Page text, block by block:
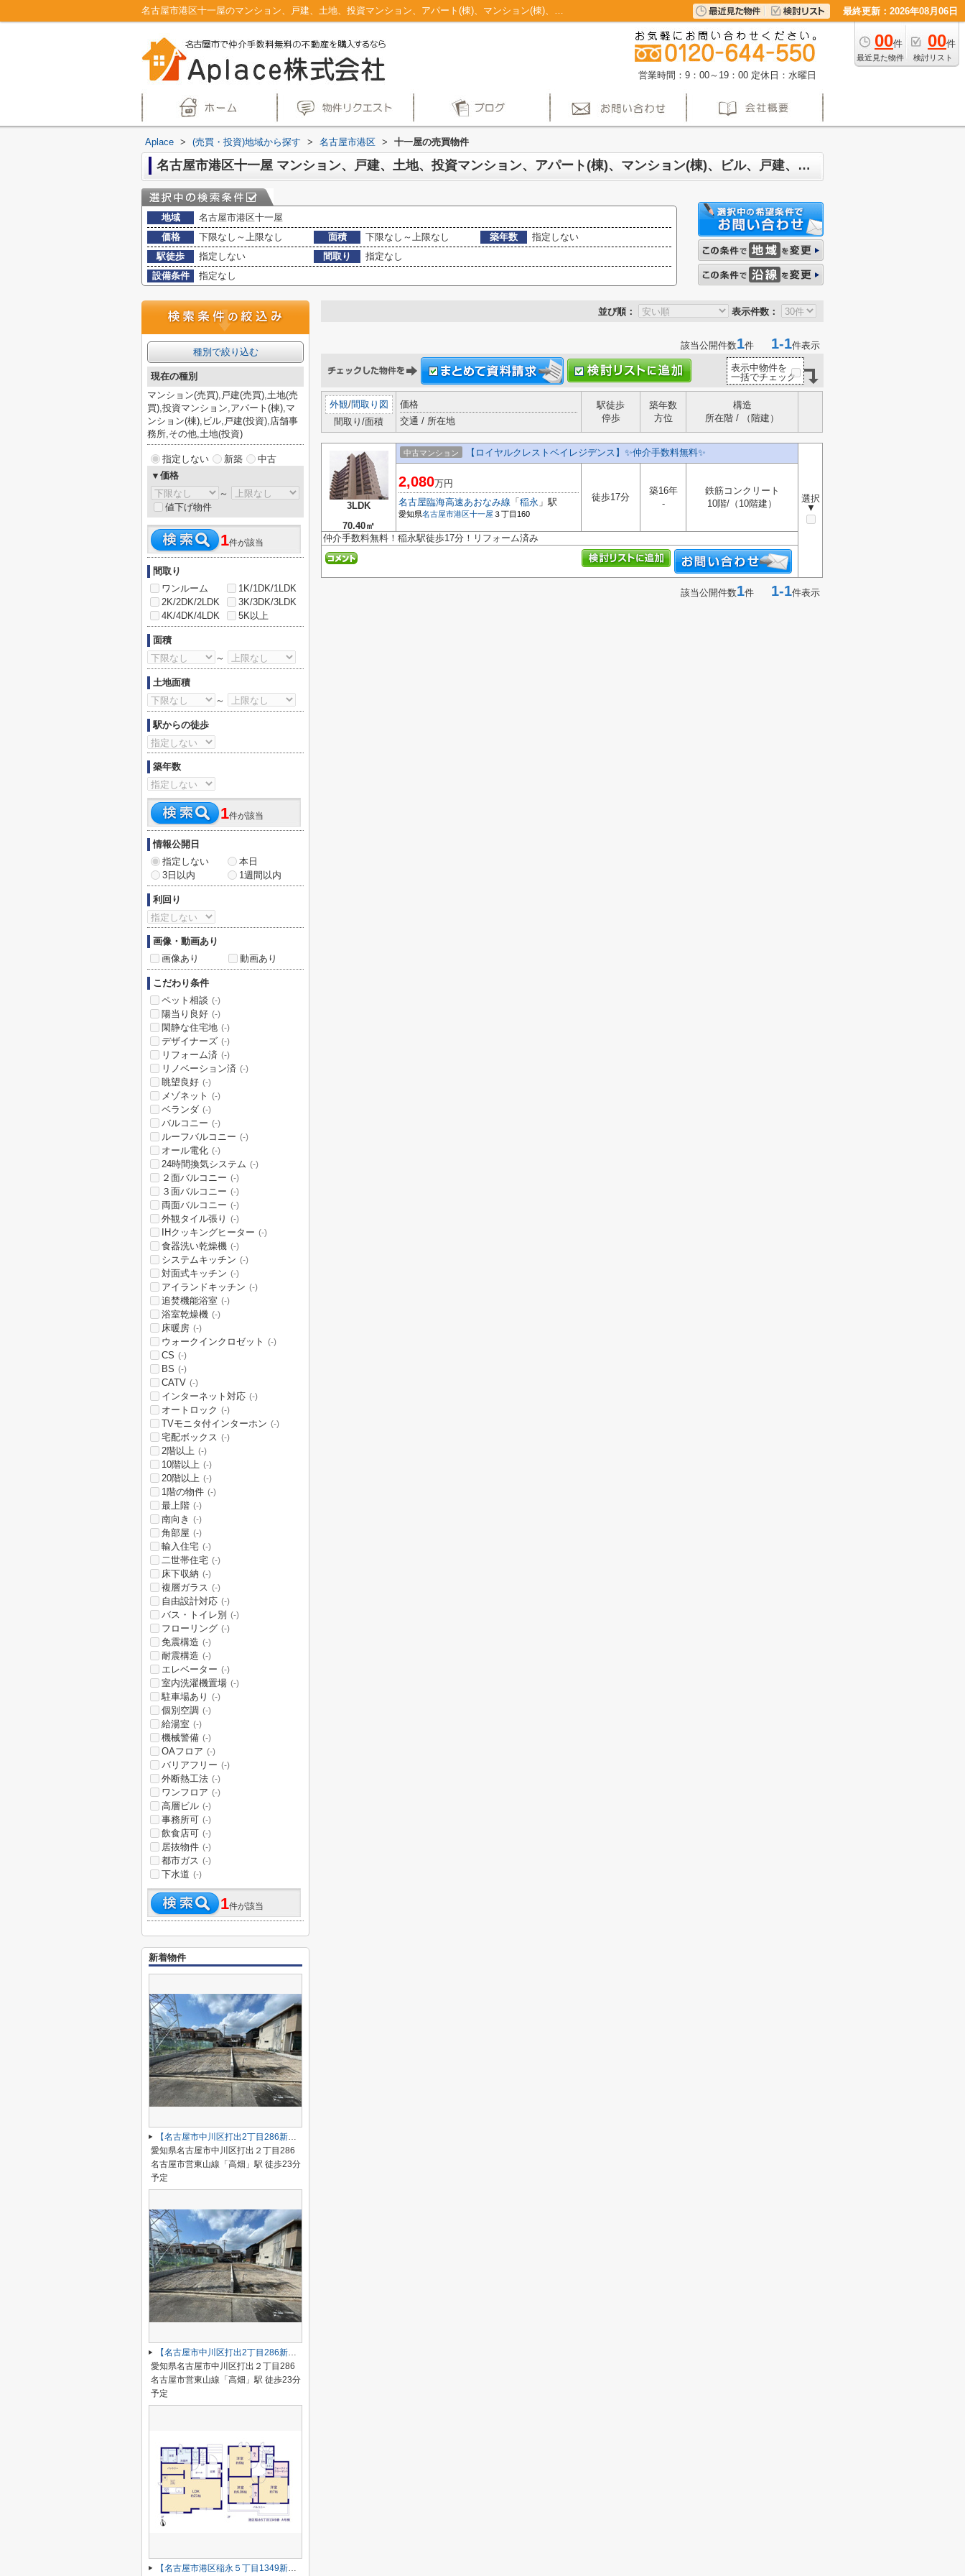
名古屋市港区十一屋のマンション、戸建、土地、投資マンション、アパート(棟)、マンション(棟)、ビル、戸建、店舗事務所、その他、土地一覧｜仲介手数料無料！名古屋市で新築戸建てを探すならAplace 最終更新：2026年08月06日
00件
最近見た物件
00件
検討リスト
営業時間：9：00～19：00 定休日：水曜日
Aplace > (売買・投資)地域から探す > 名古屋市港区 > 十一屋の売買物件
名古屋市港区十一屋 マンション、戸建、土地、投資マンション、アパート(棟)、マンション(棟)、ビル、戸建、店舗事務所、その他、土地一覧
地域
名古屋市港区十一屋
価格
下限なし～上限なし 面積 下限なし～上限なし 築年数
指定しない
駅徒歩
指定しない 間取り
指定なし
設備条件
指定なし
並び順： 表示件数：
該当公開件数1件 1-1件表示
表示中物件を
一括でチェック
外観/間取り図
間取り/面積
価格
交通 / 所在地
駅徒歩
停歩
築年数
方位
構造
所在階 / （階建）
3LDK
70.40㎡
中古マンション 【ロイヤルクレストベイレジデンス】✨️仲介手数料無料✨️
選択
▼
2,080万円
名古屋臨海高速あおなみ線 「 稲永 」駅
愛知県名古屋市港区十一屋 ３丁目160
徒歩17分
築16年
-
鉄筋コンクリート
10階/（10階建）
仲介手数料無料！稲永駅徒歩17分！リフォーム済み
該当公開件数1件 1-1件表示
種別で絞り込む
現在の種別
マンション(売買),戸建(売買),土地(売
買),投資マンション,アパート(棟),マ
ンション(棟),ビル,戸建(投資),店舗事
務所,その他,土地(投資)
指定しない 新築
中古
▼価格
～
値下げ物件
1件が該当
間取り
ワンルーム
1K/1DK/1LDK
2K/2DK/2LDK
3K/3DK/3LDK
4K/4DK/4LDK
5K以上
面積
～
土地面積
～
駅からの徒歩
築年数
1件が該当
情報公開日
指定しない
本日
3日以内
1週間以内
利回り
画像・動画あり
画像あり
動画あり
こだわり条件
ペット相談 (-)
陽当り良好 (-)
閑静な住宅地 (-)
デザイナーズ (-)
リフォーム済 (-)
リノベーション済 (-)
眺望良好 (-)
メゾネット (-)
ベランダ (-)
バルコニー (-)
ルーフバルコニー (-)
オール電化 (-)
24時間換気システム (-)
２面バルコニー (-)
３面バルコニー (-)
両面バルコニー (-)
外観タイル張り (-)
IHクッキングヒーター (-)
食器洗い乾燥機 (-)
システムキッチン (-)
対面式キッチン (-)
アイランドキッチン (-)
追焚機能浴室 (-)
浴室乾燥機 (-)
床暖房 (-)
ウォークインクロゼット (-)
CS (-)
BS (-)
CATV (-)
インターネット対応 (-)
オートロック (-)
TVモニタ付インターホン (-)
宅配ボックス (-)
2階以上 (-)
10階以上 (-)
20階以上 (-)
1階の物件 (-)
最上階 (-)
南向き (-)
角部屋 (-)
輸入住宅 (-)
二世帯住宅 (-)
床下収納 (-)
複層ガラス (-)
自由設計対応 (-)
バス・トイレ別 (-)
フローリング (-)
免震構造 (-)
耐震構造 (-)
エレベーター (-)
室内洗濯機置場 (-)
駐車場あり (-)
個別空調 (-)
給湯室 (-)
機械警備 (-)
OAフロア (-)
バリアフリー (-)
外断熱工法 (-)
ワンフロア (-)
高層ビル (-)
事務所可 (-)
飲食店可 (-)
居抜物件 (-)
都市ガス (-)
下水道 (-)
1件が該当
新着物件
【名古屋市中川区打出2丁目286新築戸建A号棟】仲介手数料無料！荒子小学校・一柳中学校
愛知県名古屋市中川区打出２丁目286
名古屋市営東山線「高畑」駅 徒歩23分
予定
【名古屋市中川区打出2丁目286新築戸建B号棟】仲介手数料無料！荒子小学校・一柳中学校
愛知県名古屋市中川区打出２丁目286
名古屋市営東山線「高畑」駅 徒歩23分
予定
【名古屋市港区稲永５丁目1349新築戸建】仲介手数料無料！